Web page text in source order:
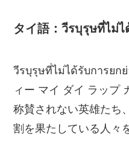
タイ語：วีรบุรุษที่ไม่
วีรบุรุษที่ไม่ได้รับการยก
ィー マイ ダイ ラップ
称賛されない英雄たち
割を果たしている人々